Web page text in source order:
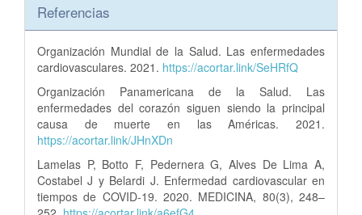
Referencias
Organización Mundial de la Salud. Las enfermedades
cardiovasculares. 2021. https://acortar.link/SeHRfQ
Organización Panamericana de la Salud. Las
enfermedades del corazón siguen siendo la principal
causa de muerte en las Américas. 2021.
https://acortar.link/JHnXDn
Lamelas P, Botto F, Pedernera G, Alves De Lima A,
Costabel J y Belardi J. Enfermedad cardiovascular en
tiempos de COVID-19. 2020. MEDICINA, 80(3), 248–